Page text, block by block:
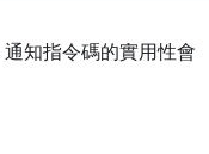
知指令碼的實用性會